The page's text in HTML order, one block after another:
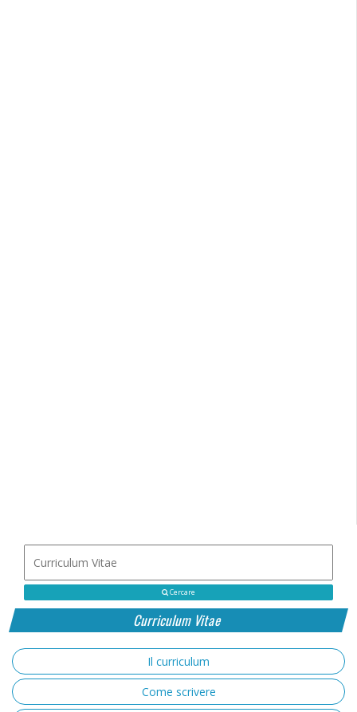
Cercare
Curriculum Vitae
Il curriculum
Come scrivere